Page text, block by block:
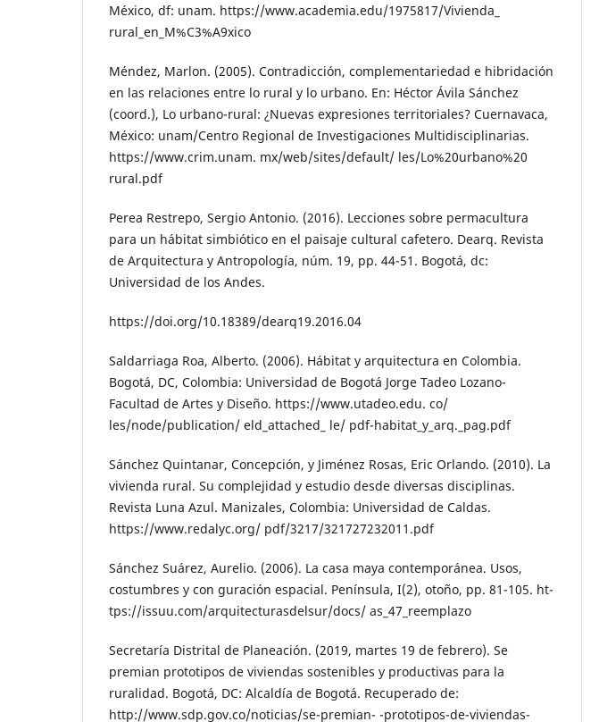
México, df: unam. https://www.academia.edu/1975817/Vivienda_
rural_en_M%C3%A9xico
Méndez, Marlon. (2005). Contradicción, complementariedad e hibridación
en las relaciones entre lo rural y lo urbano. En: Héctor Ávila Sánchez
(coord.), Lo urbano-rural: ¿Nuevas expresiones territoriales? Cuernavaca,
México: unam/Centro Regional de Investigaciones Multidisciplinarias.
https://www.crim.unam. mx/web/sites/default/ les/Lo%20urbano%20
rural.pdf
Perea Restrepo, Sergio Antonio. (2016). Lecciones sobre permacultura
para un hábitat simbiótico en el paisaje cultural cafetero. Dearq. Revista
de Arquitectura y Antropología, núm. 19, pp. 44-51. Bogotá, dc:
Universidad de los Andes.
https://doi.org/10.18389/dearq19.2016.04
Saldarriaga Roa, Alberto. (2006). Hábitat y arquitectura en Colombia.
Bogotá, DC, Colombia: Universidad de Bogotá Jorge Tadeo Lozano-
Facultad de Artes y Diseño. https://www.utadeo.edu. co/
les/node/publication/ eld_attached_ le/ pdf-habitat_y_arq._pag.pdf
Sánchez Quintanar, Concepción, y Jiménez Rosas, Eric Orlando. (2010). La
vivienda rural. Su complejidad y estudio desde diversas disciplinas.
Revista Luna Azul. Manizales, Colombia: Universidad de Caldas.
https://www.redalyc.org/ pdf/3217/321727232011.pdf
Sánchez Suárez, Aurelio. (2006). La casa maya contemporánea. Usos,
costumbres y con guración espacial. Península, I(2), otoño, pp. 81-105. ht-
tps://issuu.com/arquitecturasdelsur/docs/ as_47_reemplazo
Secretaría Distrital de Planeación. (2019, martes 19 de febrero). Se
premian prototipos de viviendas sostenibles y productivas para la
ruralidad. Bogotá, DC: Alcaldía de Bogotá. Recuperado de:
http://www.sdp.gov.co/noticias/se-premian- -prototipos-de-viviendas-